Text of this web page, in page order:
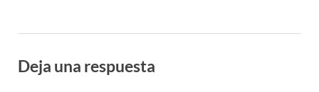
Deja una respuesta